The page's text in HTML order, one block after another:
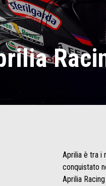
Aprilia è tra i
conquistato
Aprilia